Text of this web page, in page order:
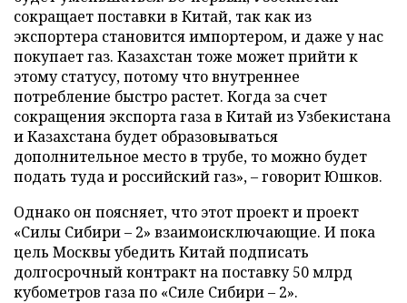
сокращает поставки в Китай, так как из
экспортера становится импортером, и даже у нас
покупает газ. Казахстан тоже может прийти к
этому статусу, потому что внутреннее
потребление быстро растет. Когда за счет
сокращения экспорта газа в Китай из Узбекистана
и Казахстана будет образовываться
дополнительное место в трубе, то можно будет
подать туда и российский газ», – говорит Юшков.
Однако он поясняет, что этот проект и проект
«Силы Сибири – 2» взаимоисключающие. И пока
цель Москвы убедить Китай подписать
долгосрочный контракт на поставку 50 млрд
кубометров газа по «Силе Сибири – 2».